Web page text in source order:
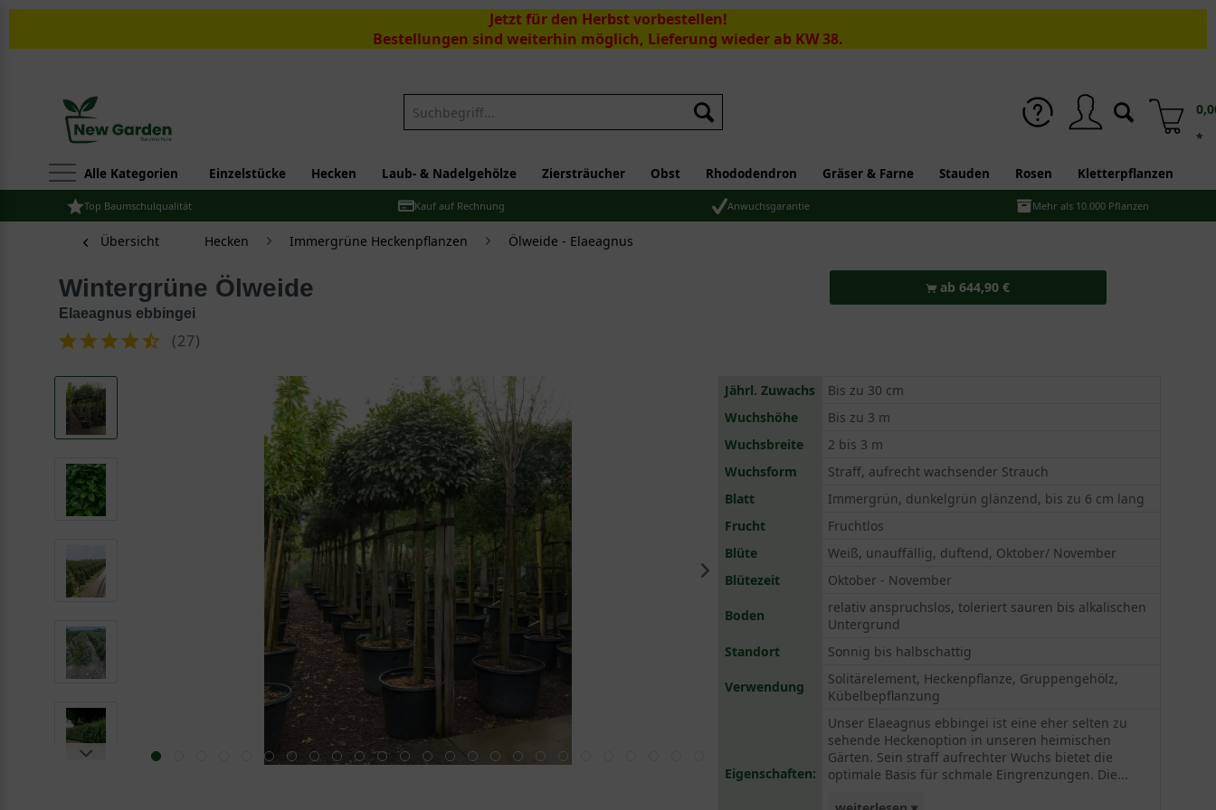
Jetzt für den Herbst vorbestellen!
Bestellungen sind weiterhin möglich, Lieferung wieder ab KW 38.
Suchen
*
Alle Kategorien Einzelstücke Hecken Laub- & Nadelgehölze Ziersträucher Obst Rhododendron Gräser & Farne Stauden Rosen Kletterpflanzen
Top Baumschulqualität Kauf auf Rechnung Anwuchsgarantie Mehr als 10.000 Pflanzen
Übersicht Hecken Immergrüne Heckenpflanzen Ölweide - Elaeagnus
Wintergrüne Ölweide
Elaeagnus ebbingei
(27)
ab 644,90 €
Jährl. Zuwachs
Bis zu 30 cm
Wuchshöhe
Bis zu 3 m
Wuchsbreite
2 bis 3 m
Wuchsform
Straff, aufrecht wachsender Strauch
Blatt
Immergrün, dunkelgrün glänzend, bis zu 6 cm lang
Frucht
Fruchtlos
Blüte
Weiß, unauffällig, duftend, Oktober/ November
Blütezeit
Oktober - November
Boden
relativ anspruchslos, toleriert sauren bis alkalischen
Untergrund
Standort
Sonnig bis halbschattig
Verwendung
Solitärelement, Heckenpflanze, Gruppengehölz,
Kübelbepflanzung
Eigenschaften:
Unser Elaeagnus ebbingei ist eine eher selten zu
sehende Heckenoption in unseren heimischen
Gärten. Sein straff aufrechter Wuchs bietet die
optimale Basis für schmale Eingrenzungen. Die...